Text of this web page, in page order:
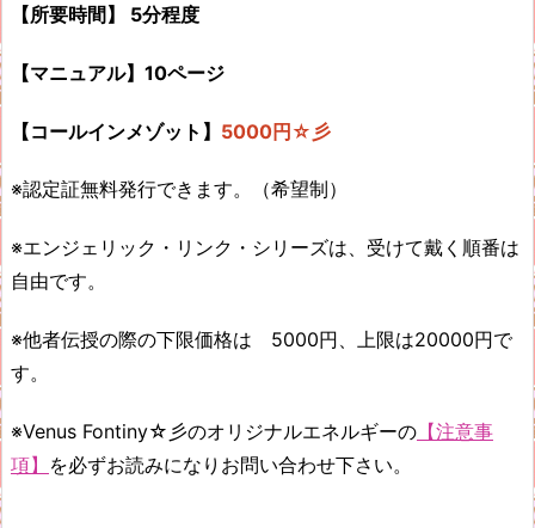
【所要時間】 5分程度
【マニュアル】10ページ
【コールインメゾット】 5000円☆彡
※認定証無料発行できます。（希望制）
※エンジェリック・リンク・シリーズは、受けて戴く順番は
自由です。
※他者伝授の際の下限価格は 5000円、上限は20000円で
す。
※Venus Fontiny☆彡のオリジナルエネルギーの 【注意事
項】 を必ずお読みになりお問い合わせ下さい。